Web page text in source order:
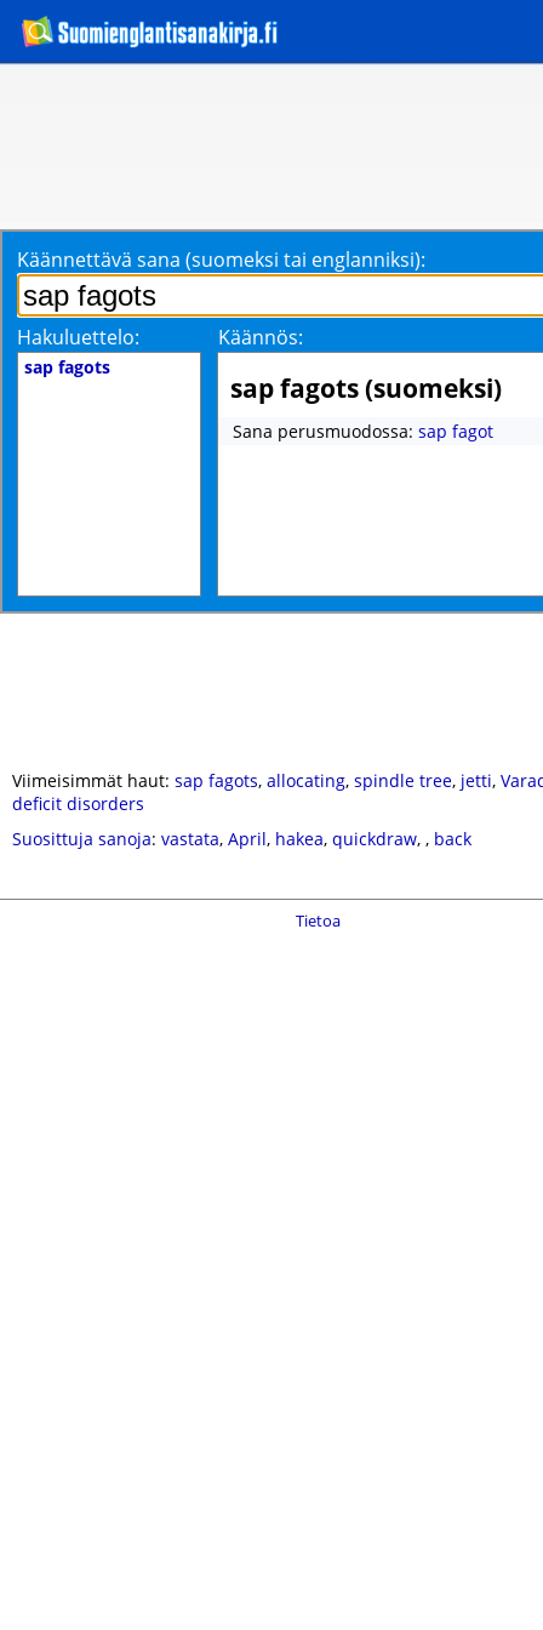
Käännettävä sana (suomeksi tai englanniksi):
Hakuluettelo: Käännös:
sap fagots
sap fagots (suomeksi)
Sana perusmuodossa: sap fagot
Viimeisimmät haut: sap fagots, allocating, spindle tree, jetti,
deficit disorders
Suosittuja sanoja: vastata, April, hakea, quickdraw, , back
Tietoa